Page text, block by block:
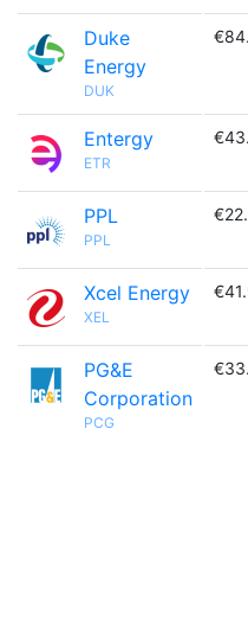
Duke
Energy
DUK
Entergy
ETR
PPL
PPL
Xcel Energy
XEL
PG&E
Corporation
PCG